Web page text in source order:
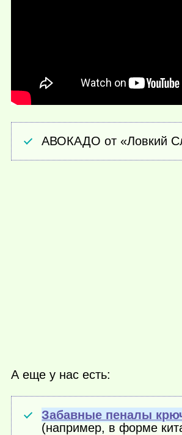
АВОКАДО от «Ловкий
А еще у нас есть:
Забавные пеналы
(например, в форме